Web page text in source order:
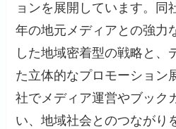
ョンを展開しています。同
年の地元メディアとの強力
した地域密着型の戦略と、
た立体的なプロモーション
社でメディア運営やブック
い、地域社会とのつながり